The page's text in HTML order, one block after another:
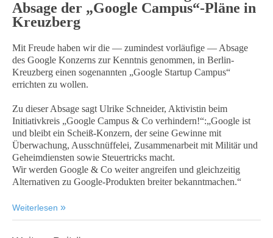
Absage der „Google Campus“-Pläne in
Kreuzberg
Mit Freude haben wir die — zumindest vorläufige — Absage
des Google Konzerns zur Kenntnis genommen, in Berlin-
Kreuzberg einen sogenannten „Google Startup Campus“
errichten zu wollen.
Zu dieser Absage sagt Ulrike Schneider, Aktivistin beim
Initiativkreis „Google Campus & Co verhindern!“:„Google ist
und bleibt ein Scheiß-Konzern, der seine Gewinne mit
Überwachung, Ausschnüffelei, Zusammenarbeit mit Militär und
Geheimdiensten sowie Steuertricks macht.
Wir werden Google & Co weiter angreifen und gleichzeitig
Alternativen zu Google-Produkten breiter bekanntmachen.“
Weiterlesen